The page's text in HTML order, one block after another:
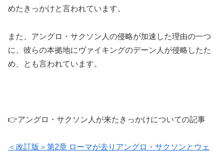
めたきっかけと言われています。
また、アングロ・サクソン人の侵略が加速した理由の一つ
に、彼らの本拠地にヴァイキングのデーン人が侵略したた
め、とも言われています。
👉アングロ・サクソン人が来たきっかけについての記事
＜改訂版＞第2章 ローマが去りアングロ・サクソンとウェ